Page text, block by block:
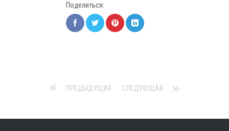
Поделиться:
ПРЕДЫДУЩАЯ СЛЕДУЮЩАЯ